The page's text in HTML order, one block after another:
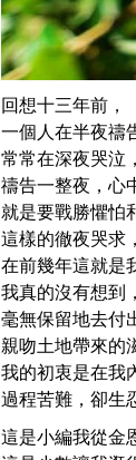
回想十三年前，
一個人在半夜禱
常常在深夜哭泣，
禱告一整夜，心
就是要戰勝懼怕
這樣的徹夜哭求，
在前幾年這就是
我真的沒有想到
毫無保留地去付
親吻土地帶來的
我的初衷是在我
過程苦難，卻生
這是小編我從金